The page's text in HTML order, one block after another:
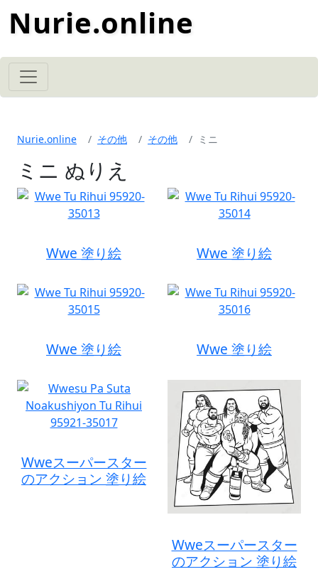
Nurie.online
Nurie.online その他 その他 ミニ
ミニ ぬりえ
Wwe 塗り絵 Wwe 塗り絵
Wwe 塗り絵 Wwe 塗り絵
Wweスーパースター
のアクション 塗り絵
Wweスーパースター
のアクション 塗り絵